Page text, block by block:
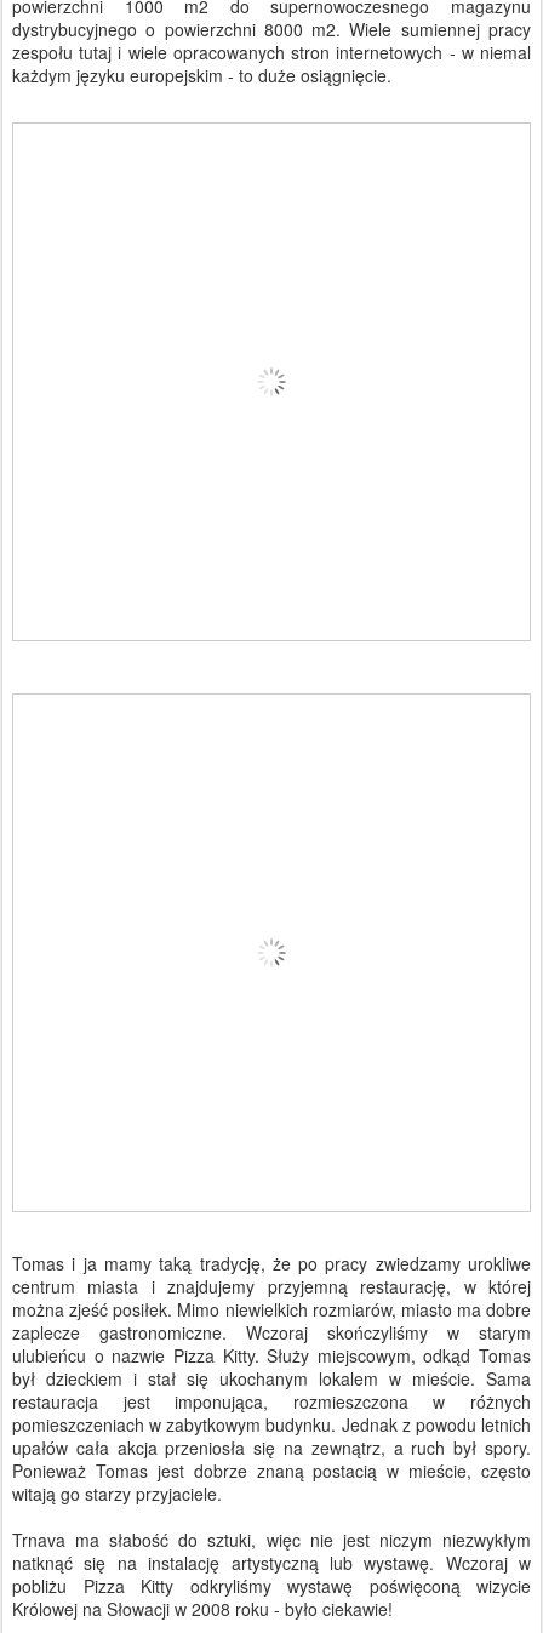
powierzchni 1000 m2 do supernowoczesnego magazynu
dystrybucyjnego o powierzchni 8000 m2. Wiele sumiennej pracy
zespołu tutaj i wiele opracowanych stron internetowych - w niemal
każdym języku europejskim - to duże osiągnięcie.
Tomas i ja mamy taką tradycję, że po pracy zwiedzamy urokliwe
centrum miasta i znajdujemy przyjemną restaurację, w której
można zjeść posiłek. Mimo niewielkich rozmiarów, miasto ma dobre
zaplecze gastronomiczne. Wczoraj skończyliśmy w starym
ulubieńcu o nazwie Pizza Kitty. Służy miejscowym, odkąd Tomas
był dzieckiem i stał się ukochanym lokalem w mieście. Sama
restauracja jest imponująca, rozmieszczona w różnych
pomieszczeniach w zabytkowym budynku. Jednak z powodu letnich
upałów cała akcja przeniosła się na zewnątrz, a ruch był spory.
Ponieważ Tomas jest dobrze znaną postacią w mieście, często
witają go starzy przyjaciele.
Trnava ma słabość do sztuki, więc nie jest niczym niezwykłym
natknąć się na instalację artystyczną lub wystawę. Wczoraj w
pobliżu Pizza Kitty odkryliśmy wystawę poświęconą wizycie
Królowej na Słowacji w 2008 roku - było ciekawie!